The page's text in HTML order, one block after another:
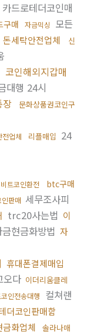
카드로테더코인매
구매 자금믹싱
모든
돈세탁안전업체
신
코인해외지갑매
대행 24시
장
문화상품권코인구
전업체 리플매입 24
비트코인환전
btc구매
인판매 세무조사피
trc20사는법 이
현금화방법 자
휴대폰결제매입
오다 이더리움클레
인전송대행
컬쳐랜
더코인판매함
금화업체
솔라나매